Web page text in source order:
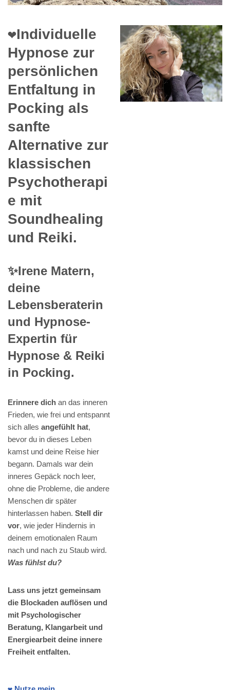
❤️Individuelle
Hypnose zur
persönlichen
Entfaltung in
Pocking als
sanfte
Alternative zur
klassischen
Psychotherapi
e mit
Soundhealing
und Reiki.
✨Irene Matern,
deine
Lebensberaterin
und Hypnose-
Expertin für
Hypnose & Reiki
in Pocking.
Erinnere dich an das inneren
Frieden, wie frei und entspannt
sich alles angefühlt hat,
bevor du in dieses Leben
kamst und deine Reise hier
begann. Damals war dein
inneres Gepäck noch leer,
ohne die Probleme, die andere
Menschen dir später
hinterlassen haben. Stell dir
vor, wie jeder Hindernis in
deinem emotionalen Raum
nach und nach zu Staub wird.
Was fühlst du?
Lass uns jetzt gemeinsam
die Blockaden auflösen und
mit Psychologischer
Beratung, Klangarbeit und
Energiearbeit deine innere
Freiheit entfalten.